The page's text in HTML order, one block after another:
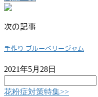
次の記事
手作り ブルーベリージャム
2021年5月28日
索:
花粉症対策特集>>